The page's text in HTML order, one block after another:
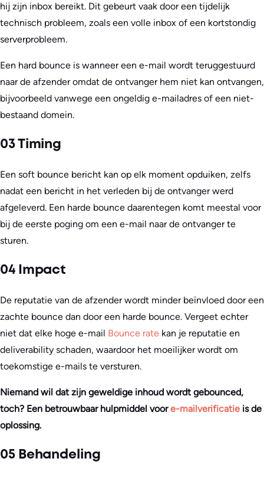
hij zijn inbox bereikt. Dit gebeurt vaak door een tijdelijk
technisch probleem, zoals een volle inbox of een kortstondig
serverprobleem.
Een hard bounce is wanneer een e-mail wordt teruggestuurd
naar de afzender omdat de ontvanger hem niet kan ontvangen,
bijvoorbeeld vanwege een ongeldig e-mailadres of een niet-
bestaand domein.
03 Timing
Een soft bounce bericht kan op elk moment opduiken, zelfs
nadat een bericht in het verleden bij de ontvanger werd
afgeleverd. Een harde bounce daarentegen komt meestal voor
bij de eerste poging om een e-mail naar de ontvanger te
sturen.
04 Impact
De reputatie van de afzender wordt minder beïnvloed door een
zachte bounce dan door een harde bounce. Vergeet echter
niet dat elke hoge e-mail Bounce rate kan je reputatie en
deliverability schaden, waardoor het moeilijker wordt om
toekomstige e-mails te versturen.
Niemand wil dat zijn geweldige inhoud wordt gebounced,
toch? Een betrouwbaar hulpmiddel voore-mailverificatie is de
oplossing.
05 Behandeling